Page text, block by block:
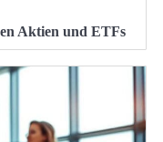
Aktien und ETFs